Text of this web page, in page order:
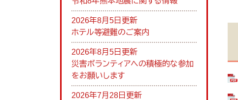
2026年8月5日更新
ホテル等避難のご案内
2026年8月5日更新
災害ボランティアへの積極的な参加
をお願いします
2026年7月28日更新